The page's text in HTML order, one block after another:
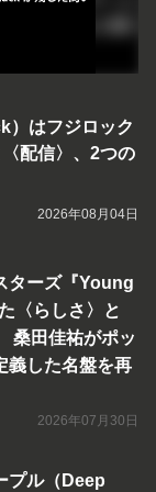
）はフジロック
配信〉、2つの
2026年08月04日
ターズ『Young
〈らしさ〉と
桑田佳祐がポッ
義した名盤を再
2026年07月30日
プル（Deep